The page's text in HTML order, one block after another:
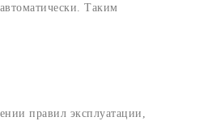
Таким
правил эксплуатации,